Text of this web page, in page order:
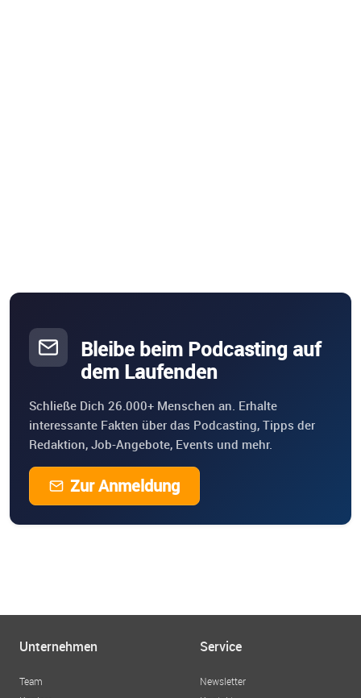
Bleibe beim Podcasting auf
dem Laufenden
Schließe Dich 26.000+ Menschen an. Erhalte
interessante Fakten über das Podcasting, Tipps der
Redaktion, Job-Angebote, Events und mehr.
Zur Anmeldung
Unternehmen
Team
Service
Newsletter